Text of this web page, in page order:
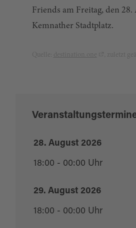
Friends am Freitag, den 28.
Kemnather Stadtplatz.
28. August 2026
18:00 - 00:00 Uhr
29. August 2026
18:00 - 00:00 Uhr